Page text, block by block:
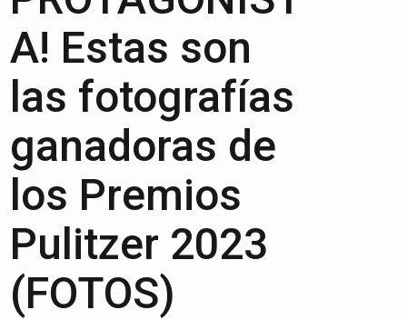
A! Estas son
las fotografías
ganadoras de
los Premios
Pulitzer 2023
(FOTOS)